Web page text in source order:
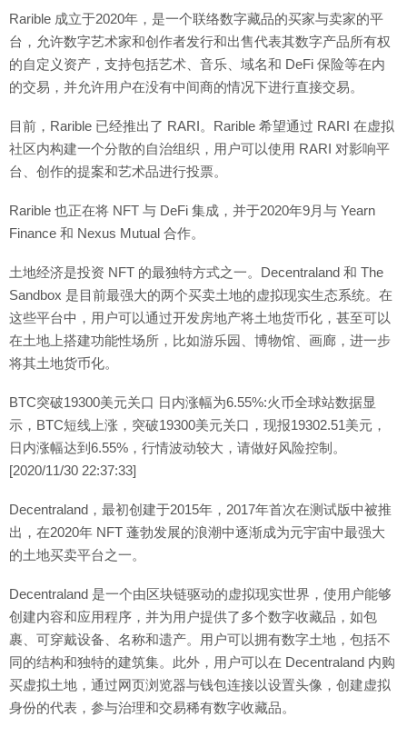
Rarible 成立于2020年，是一个联络数字藏品的买家与卖家的平
台，允许数字艺术家和创作者发行和出售代表其数字产品所有权
的自定义资产，支持包括艺术、音乐、域名和 DeFi 保险等在内
的交易，并允许用户在没有中间商的情况下进行直接交易。
目前，Rarible 已经推出了 RARI。Rarible 希望通过 RARI 在虚拟
社区内构建一个分散的自治组织，用户可以使用 RARI 对影响平
台、创作的提案和艺术品进行投票。
Rarible 也正在将 NFT 与 DeFi 集成，并于2020年9月与 Yearn
Finance 和 Nexus Mutual 合作。
土地经济是投资 NFT 的最独特方式之一。Decentraland 和 The
Sandbox 是目前最强大的两个买卖土地的虚拟现实生态系统。在
这些平台中，用户可以通过开发房地产将土地货币化，甚至可以
在土地上搭建功能性场所，比如游乐园、博物馆、画廊，进一步
将其土地货币化。
BTC突破19300美元关口 日内涨幅为6.55%:火币全球站数据显
示，BTC短线上涨，突破19300美元关口，现报19302.51美元，
日内涨幅达到6.55%，行情波动较大，请做好风险控制。
[2020/11/30 22:37:33]
Decentraland，最初创建于2015年，2017年首次在测试版中被推
出，在2020年 NFT 蓬勃发展的浪潮中逐渐成为元宇宙中最强大
的土地买卖平台之一。
Decentraland 是一个由区块链驱动的虚拟现实世界，使用户能够
创建内容和应用程序，并为用户提供了多个数字收藏品，如包
裹、可穿戴设备、名称和遗产。用户可以拥有数字土地，包括不
同的结构和独特的建筑集。此外，用户可以在 Decentraland 内购
买虚拟土地，通过网页浏览器与钱包连接以设置头像，创建虚拟
身份的代表，参与治理和交易稀有数字收藏品。